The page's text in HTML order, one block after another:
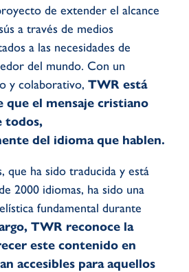
de extender el alcance
a través de medios
a las necesidades de
del mundo. Con un
y colaborativo, TWR está
que el mensaje cristiano
todos,
del idioma que hablen.
que ha sido traducida y está
2000 idiomas, ha sido una
fundamental durante
TWR reconoce la
este contenido en
accesibles para aquellos